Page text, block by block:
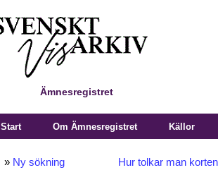
Ämnesregistret
Start Om Ämnesregistret Källor
» Ny sökning Hur tolkar man